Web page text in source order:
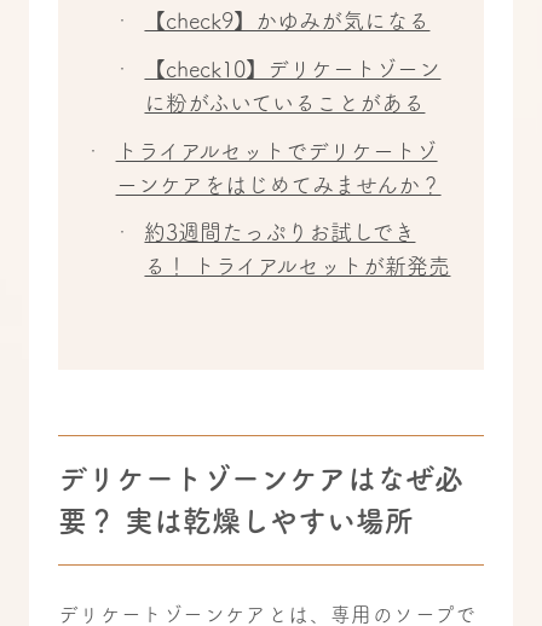
【check9】かゆみが気になる
【check10】デリケートゾーン
に粉がふいていることがある
トライアルセットでデリケートゾ
ーンケアをはじめてみませんか？
約3週間たっぷりお試しでき
る！ トライアルセットが新発売
デリケートゾーンケアはなぜ必
要？ 実は乾燥しやすい場所
デリケートゾーンケアとは、専用のソープで